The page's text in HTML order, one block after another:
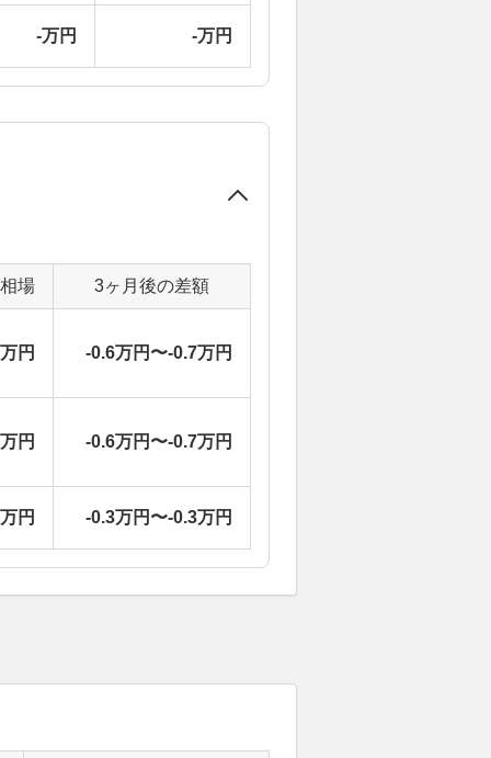
-万円 -万円
場 3ヶ月後の差額
円 -0.6万円〜-0.7万円
円 -0.6万円〜-0.7万円
円 -0.3万円〜-0.3万円